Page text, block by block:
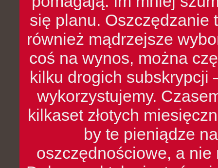
się planu. Oszczędzanie
również mądrzejsze
coś na wynos, można
kilku drogich subskrypcji
wykorzystujemy.
kilkaset złotych
by te pieniądze
oszczędnościowe, a nie